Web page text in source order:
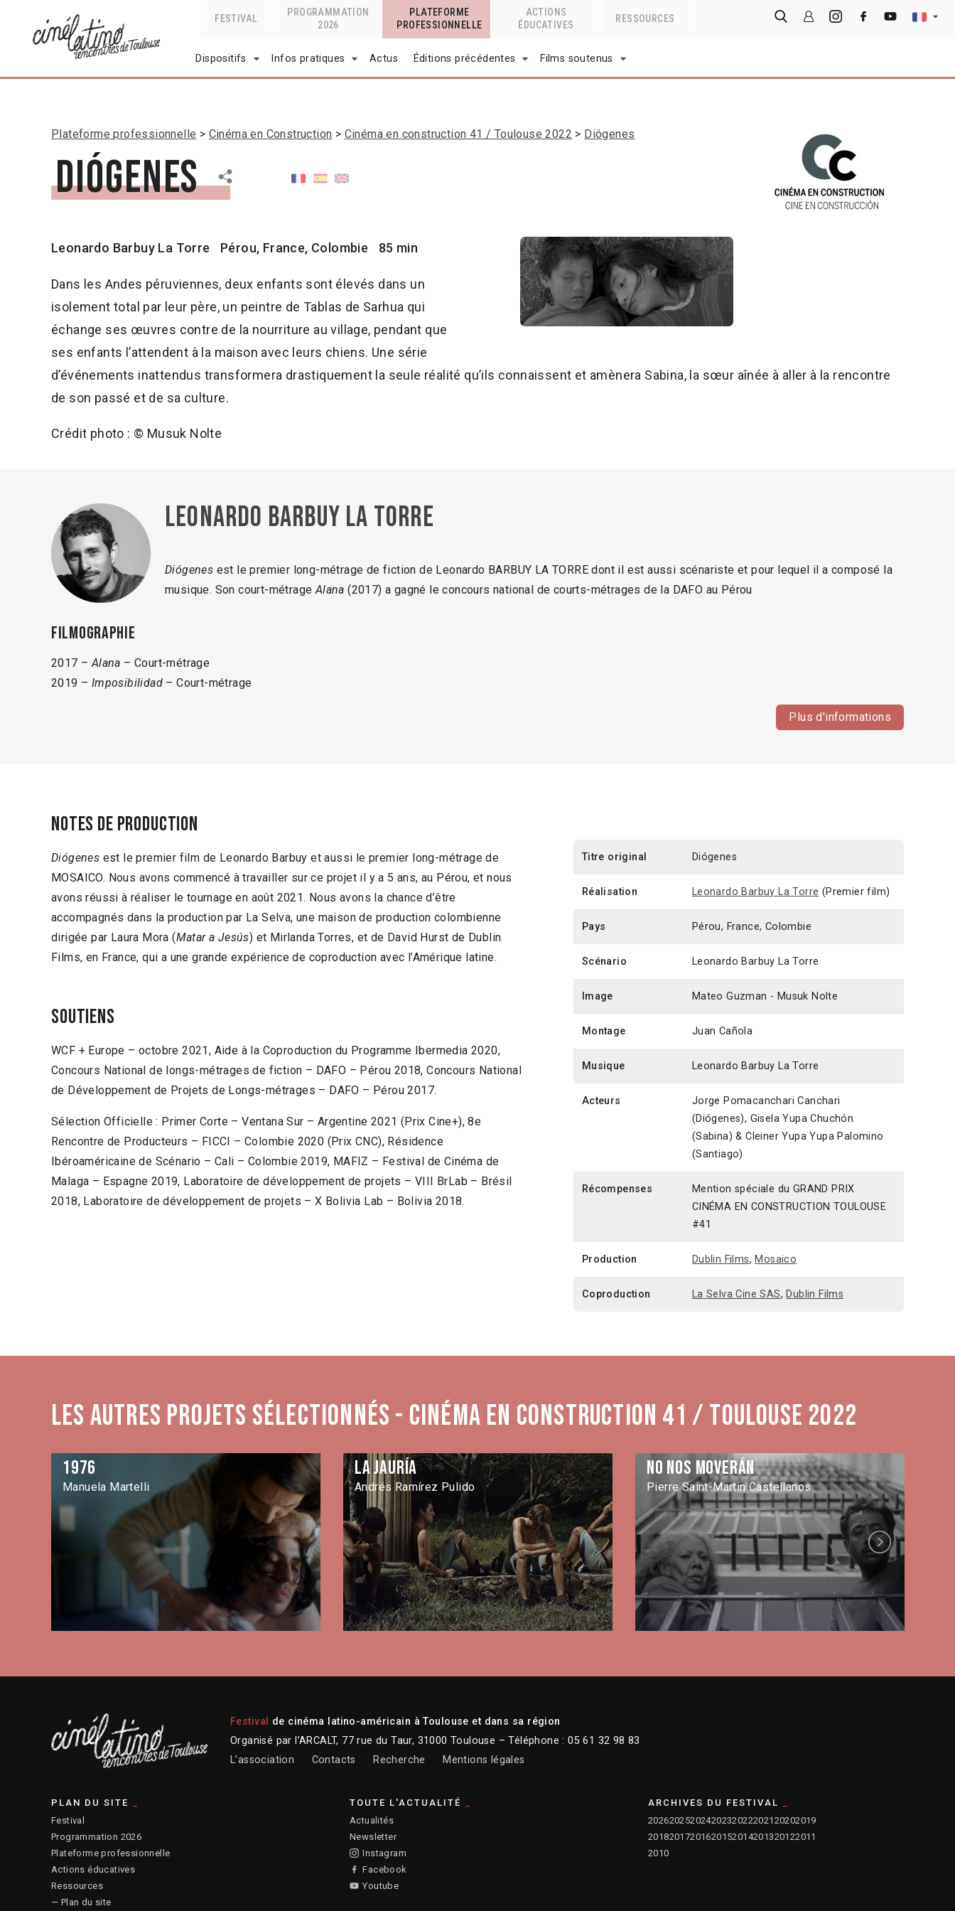
FESTIVAL
PROGRAMMATION
2026
PLATEFORME
PROFESSIONNELLE
ACTIONS
ÉDUCATIVES
RESSOURCES
Dispositifs Infos pratiques Actus Éditions précédentes Films soutenus
Plateforme professionnelle Cinéma en Construction Cinéma en construction 41 / Toulouse 2022 Diógenes
Diógenes
Leonardo Barbuy La Torre Pérou, France, Colombie 85 min
Dans les Andes péruviennes, deux enfants sont élevés dans un
isolement total par leur père, un peintre de Tablas de Sarhua qui
échange ses œuvres contre de la nourriture au village, pendant que
ses enfants l’attendent à la maison avec leurs chiens. Une série
d’événements inattendus transformera drastiquement la seule réalité qu’ils connaissent et amènera Sabina, la sœur aînée à aller à la rencontre
de son passé et de sa culture.
Crédit photo : © Musuk Nolte
Leonardo Barbuy La Torre
Diógenes est le premier long-métrage de fiction de Leonardo BARBUY LA TORRE dont il est aussi scénariste et pour lequel il a composé la
musique. Son court-métrage Alana(2017) a gagné le concours national de courts-métrages de la DAFO au Pérou
Filmographie
2017 –Alana – Court-métrage
2019 – Imposibilidad – Court-métrage
Plus d'informations
Notes de production
Diógenes est le premier film de Leonardo Barbuy et aussi le premier long-métrage de
MOSAICO. Nous avons commencé à travailler sur ce projet il y a 5 ans, au Pérou, et nous
avons réussi à réaliser le tournage en août 2021. Nous avons la chance d’être
accompagnés dans la production par La Selva, une maison de production colombienne
dirigée par Laura Mora (Matar a Jesús) et Mirlanda Torres, et de David Hurst de Dublin
Films, en France, qui a une grande expérience de coproduction avec l’Amérique latine.
Soutiens
WCF + Europe – octobre 2021, Aide à la Coproduction du Programme Ibermedia 2020,
Concours National de longs-métrages de fiction – DAFO – Pérou 2018, Concours National
de Développement de Projets de Longs-métrages – DAFO – Pérou 2017.
Sélection Officielle : Primer Corte – Ventana Sur – Argentine 2021 (Prix Cine+), 8e
Rencontre de Producteurs – FICCI – Colombie 2020 (Prix CNC), Résidence
Ibéroaméricaine de Scénario – Cali – Colombie 2019, MAFIZ – Festival de Cinéma de
Malaga – Espagne 2019, Laboratoire de développement de projets – VIII BrLab – Brésil
2018, Laboratoire de développement de projets – X Bolivia Lab – Bolivia 2018.
Titre original Diógenes
Réalisation Leonardo Barbuy La Torre (Premier film)
Pays Pérou, France, Colombie
Scénario Leonardo Barbuy La Torre
Image Mateo Guzman - Musuk Nolte
Montage Juan Cañola
Musique Leonardo Barbuy La Torre
Acteurs
Jorge Pomacanchari Canchari
(Diógenes), Gisela Yupa Chuchón
(Sabina) & Cleiner Yupa Yupa Palomino
(Santiago)
Récompenses
Mention spéciale du GRAND PRIX
CINÉMA EN CONSTRUCTION TOULOUSE
#41
Production Dublin Films, Mosaico
Coproduction La Selva Cine SAS, Dublin Films
Les autres projets sélectionnés - Cinéma en construction 41 / Toulouse 2022
1976
Manuela Martelli
La Jauría
Andrés Ramírez Pulido
No nos moverán
Pierre Saint-Martin Castellanos
Next
Festival
de cinéma latino-américain à Toulouse et dans sa région
Organisé par l’ARCALT, 77 rue du Taur, 31000 Toulouse – Téléphone : 05 61 32 98 83
L’association
Contacts Recherche Mentions légales
PLAN DU SITE
Festival
Programmation 2026
Plateforme professionnelle
Actions éducatives
Ressources
— Plan du site
TOUTE L'ACTUALITÉ
Actualités
Newsletter
Instagram
Facebook
Youtube
ARCHIVES DU FESTIVAL
202620252024202320222021 20202019
20182017201620152014201320122011
2010